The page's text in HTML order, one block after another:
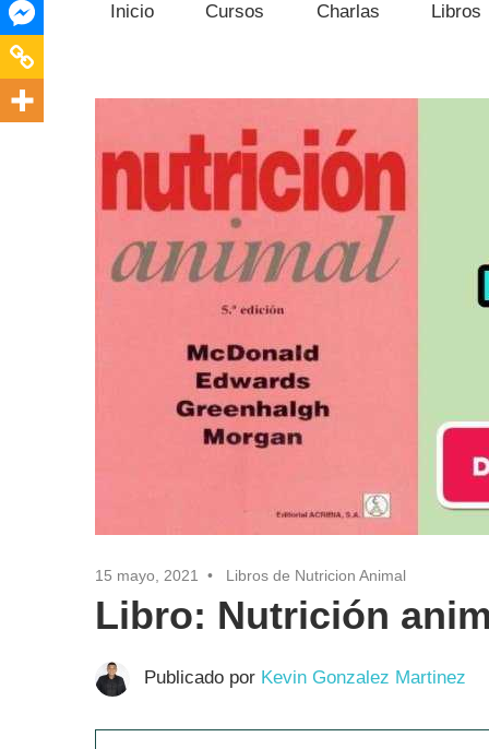
Inicio Cursos Charlas Libros
15 mayo, 2021 Libros de Nutricion Animal
Libro: Nutrición
Publicado por Kevin Gonzalez Martinez